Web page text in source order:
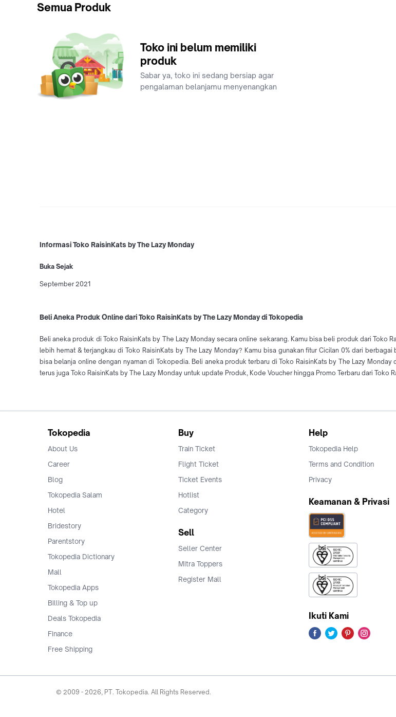
Semua Produk
Toko ini belum memiliki
produk
Sabar ya, toko ini sedang bersiap agar
pengalaman belanjamu menyenangkan
Informasi Toko RaisinKats by The Lazy Monday
Buka Sejak
September 2021
Beli Aneka Produk Online dari Toko RaisinKats by The Lazy Monday di Tokopedia
Beli aneka produk di Toko RaisinKats by The Lazy Monday secara online sekarang. Kamu bisa beli produk dari Toko
lebih hemat & terjangkau di Toko RaisinKats by The Lazy Monday? Kamu bisa gunakan fitur Cicilan 0% dari
bisa belanja online dengan nyaman di Tokopedia. Beli aneka produk terbaru di Toko RaisinKats by The Lazy
terus juga Toko RaisinKats by The Lazy Monday untuk update Produk, Kode Voucher hingga Promo Terbaru dari Toko
Tokopedia
About Us
Career
Blog
Tokopedia Salam
Hotel
Bridestory
Parentstory
Tokopedia Dictionary
Mall
Tokopedia Apps
Billing & Top up
Deals Tokopedia
Finance
Free Shipping
Buy
Train Ticket
Flight Ticket
Ticket Events
Hotlist
Category
Sell
Seller Center
Mitra Toppers
Register Mall
Help
Tokopedia Help
Terms and Condition
Privacy
Keamanan & Privasi
Ikuti Kami
© 2009 - 2026, PT. Tokopedia. All Rights Reserved.